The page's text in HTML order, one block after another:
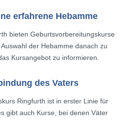
erfahrene Hebamme
bieten Geburtsvorbereitungskurse
der Hebamme danach zu
Kursangebot zu informieren.
des Vaters
Ringfurth ist in erster Linie für
gibt auch Kurse, bei denen Väter